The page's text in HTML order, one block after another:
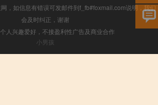
，如信息有错误可发邮件到f_fb#foxmail.com说明，我们
会及时纠正，谢谢
人兴趣爱好，不接盈利性广告及商业合作
小男孩